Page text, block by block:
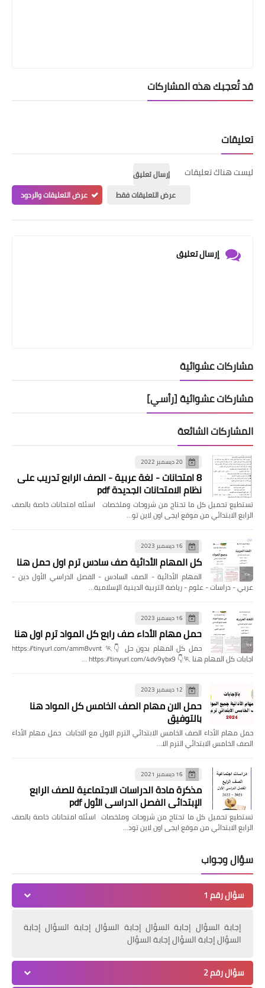
قد تُعجبك هذه المشاركات
تعليقات
ليست هناك تعليقات
إرسال تعليق
عرض التعليقات فقط
عرض التعليقات والردود
إرسال تعليق
مشاركات عشوائية
مشاركات عشوائية [رأسي]
المشاركات الشائعة
20 ديسمبر 2022
8 امتحانات - لغة عربية - الصف الرابع تدريب على
نظام الامتحانات الجديدة pdf
تستطيع تحميل كل ما تحتاج من شروحات وملخصات اسئله امتحانات خاصة بالصف
الرابع الابتدائي من موقع ايجى اون لاين تو…
16 ديسمبر 2023
كل المهام الأدائية صف سادس ترم اول حمل هنا
المهام الأدائية - الصف السادس - الفصل الدراسي الأول دين -
عربي - دراسات - علوم - رياضة التربية الدينية الإسلامية…
16 ديسمبر 2023
حمل مهام الأداء صف رابع كل المواد ترم اول هنا
حمل كل المهام بدون حل 👇🏃 https://tinyurl.com/amm8vvnt
اجابات كل المهام هنا 🏃👇 https://tinyurl.com/4dv9ybx9 …
12 ديسمبر 2023
حمل الان مهام الصف الخامس كل المواد هنا
بالتوفيق
حمل مهام الأداء الصف الخامس الابتدائي الترم الاول مع الاجابات حمل مهام الأداء
الصف الخامس الابتدائي الترم الا…
16 ديسمبر 2021
مذكرة مادة الدراسات الاجتماعية للصف الرابع
الإبتدائي الفصل الدراسي الأول pdf
تستطيع تحميل كل ما تحتاج من شروحات وملخصات اسئله امتحانات خاصة بالصف
الرابع الابتدائي من موقع ايجى اون لاين تود…
سؤال وجواب
سؤال رقم 1
إجابة السؤال إجابة السؤال إجابة السؤال إجابة السؤال إجابة
السؤال إجابة السؤال إجابة السؤال
سؤال رقم 2